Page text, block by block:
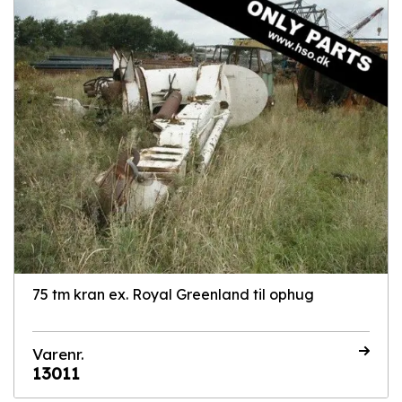
75 tm kran ex. Royal Greenland til ophug
Varenr.
13011